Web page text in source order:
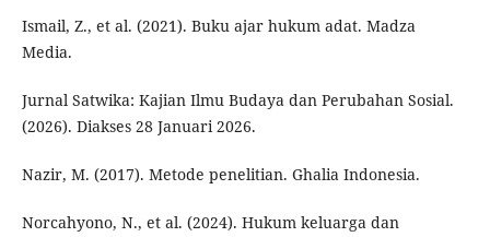
Ismail, Z., et al. (2021). Buku ajar hukum adat. Madza
Media.
Jurnal Satwika: Kajian Ilmu Budaya dan Perubahan Sosial.
(2026). Diakses 28 Januari 2026.
Nazir, M. (2017). Metode penelitian. Ghalia Indonesia.
Norcahyono, N., et al. (2024). Hukum keluarga dan